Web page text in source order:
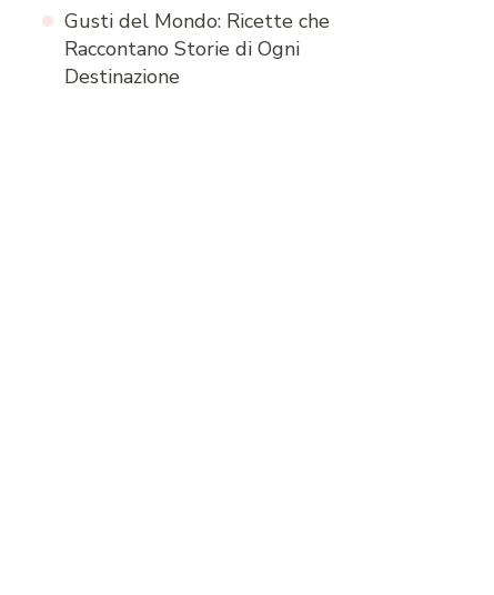
Gusti del Mondo: Ricette che
Raccontano Storie di Ogni
Destinazione